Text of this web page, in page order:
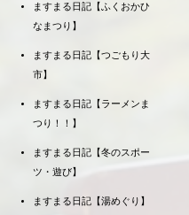
ますまる日記【ふくおかひ
なまつり】
ますまる日記【つごもり大
市】
ますまる日記【ラーメンま
つり！！】
ますまる日記【冬のスポー
ツ・遊び】
ますまる日記【湯めぐり】